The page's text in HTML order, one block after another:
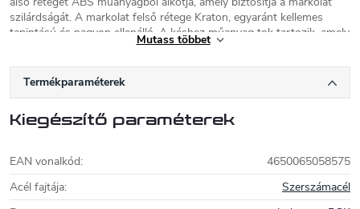
szilárdságát. A markolat felső rétege Kraton, egyaránt kellemes
tapintású és nagyon ellenálló. A késhez műanyag tok tartozik, amely
kompatibilis a Molle rendszerrel
A tanúsítványt közvetlenül a weboldalunkról töltheti le (nem része a
csomagnak).
Kizlyar Supreme
késgyártó Szentpétervárról. Termelésében a
cég ötvözi az orosz kések hagyományát a
"nyugati" elemekkel. Az eredmény érdekes,
Mutass többet
Termékparaméterek
Kiegészítő paraméterek
EAN vonalkód:
4650065058575
Acél fajtája:
Szerszámacél